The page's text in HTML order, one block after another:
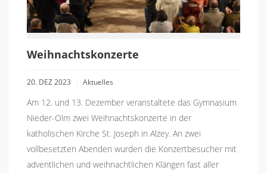
Weihnachtskonzerte
20. DEZ 2023 Aktuelles
Am 12. und 13. Dezember veranstaltete das Gymnasium
Nieder-Olm zwei Weihnachtskonzerte in der
katholischen Kirche St. Joseph in Alzey. An zwei
vollbesetzten Abenden wurden die Konzertbesucher mit
adventlichen und weihnachtlichen Klängen fast aller